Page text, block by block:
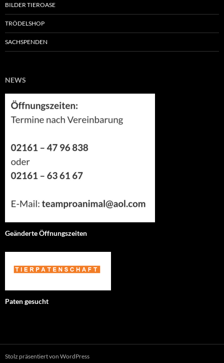
BILDER TIEROASE
TRÖDELSHOP
SACHSPENDEN
NEWS
Geänderte Öffnungszeiten
Paten gesucht
Stolz präsentiert von WordPress